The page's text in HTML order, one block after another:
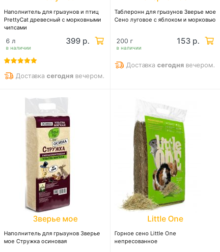
Наполнитель для грызунов и птиц
PrettyCat древесный с морковными
чипсами
в наличии
6 л 399 р.
Доставкасегодня вечером.
Таблеронн для грызунов Зверье мое
Сено луговое с яблоком и морковью
в наличии
200 г 153 р.
Доставкасегодня вечером.
Зверье мое
Наполнитель для грызунов Зверье
мое Стружка осиновая
Little One
Горное сено Little One
непресованное